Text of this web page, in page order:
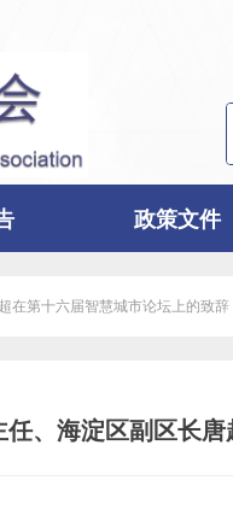
政策文件
在第十六届智慧城市论坛上的致辞
、海淀区副区长